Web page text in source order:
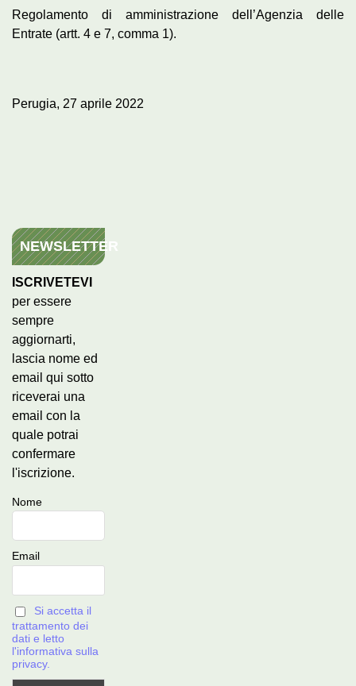
Regolamento di amministrazione dell’Agenzia delle
Entrate (artt. 4 e 7, comma 1).
Perugia, 27 aprile 2022
NEWSLETTER
ISCRIVETEVI
per essere
sempre
aggiornarti,
lascia nome ed
email qui sotto
riceverai una
email con la
quale potrai
confermare
l'iscrizione.
Nome
Email
Si accetta il
trattamento dei
dati e letto
l'informativa sulla
privacy.